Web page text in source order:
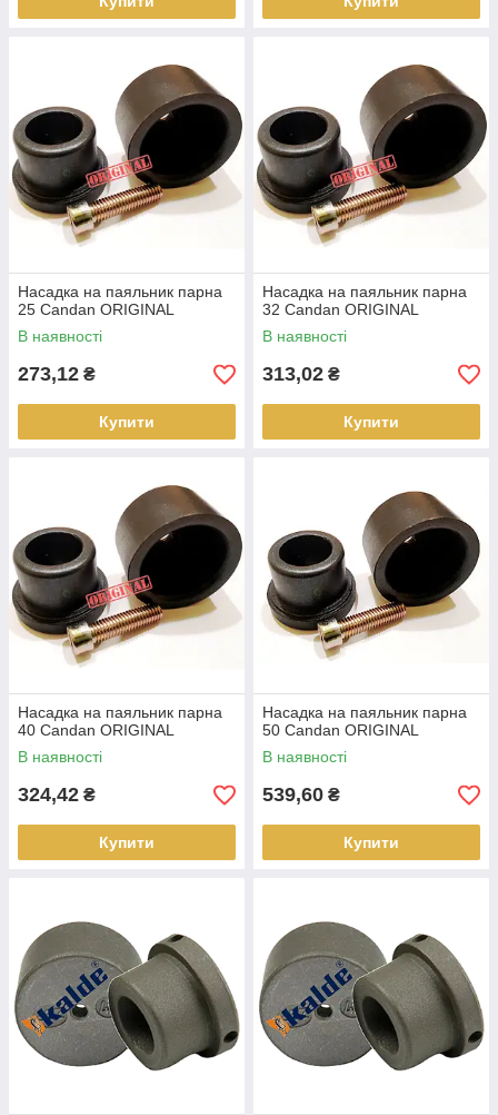
Насадка на паяльник парна
25 Candan ORIGINAL
В наявності
273,12 ₴
Купити
Насадка на паяльник парна
32 Candan ORIGINAL
В наявності
313,02 ₴
Купити
Насадка на паяльник парна
40 Candan ORIGINAL
В наявності
324,42 ₴
Купити
Насадка на паяльник парна
50 Candan ORIGINAL
В наявності
539,60 ₴
Купити